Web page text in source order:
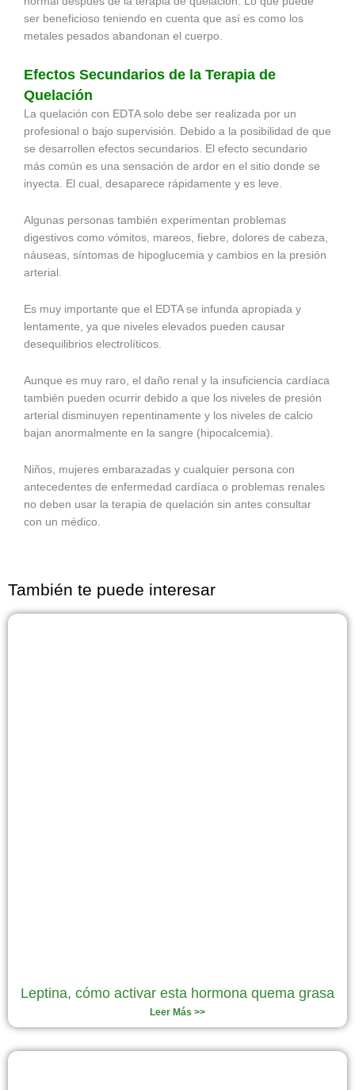
ser beneficioso teniendo en cuenta que así es como los
metales pesados abandonan el cuerpo.
Efectos Secundarios de la Terapia de
Quelación
La quelación con EDTA solo debe ser realizada por un
profesional o bajo supervisión. Debido a la posibilidad de que
se desarrollen efectos secundarios. El efecto secundario
más común es una sensación de ardor en el sitio donde se
inyecta. El cual, desaparece rápidamente y es leve.
Algunas personas también experimentan problemas
digestivos como vómitos, mareos, fiebre, dolores de cabeza,
náuseas, síntomas de hipoglucemia y cambios en la presión
arterial.
Es muy importante que el EDTA se infunda apropiada y
lentamente, ya que niveles elevados pueden causar
desequilibrios electrolíticos.
Aunque es muy raro, el daño renal y la insuficiencia cardíaca
también pueden ocurrir debido a que los niveles de presión
arterial disminuyen repentinamente y los niveles de calcio
bajan anormalmente en la sangre (hipocalcemia).
Niños, mujeres embarazadas y cualquier persona con
antecedentes de enfermedad cardíaca o problemas renales
no deben usar la terapia de quelación sin antes consultar
con un médico.
También te puede interesar
Leptina, cómo activar esta hormona quema grasa
Leer Más >>